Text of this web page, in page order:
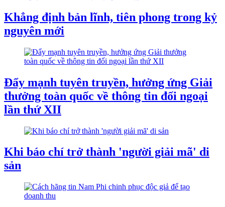
Khẳng định bản lĩnh, tiên phong trong kỷ
nguyên mới
Đẩy mạnh tuyên truyền, hưởng ứng Giải
thưởng toàn quốc về thông tin đối ngoại
lần thứ XII
Khi báo chí trở thành 'người giải mã' di
sản